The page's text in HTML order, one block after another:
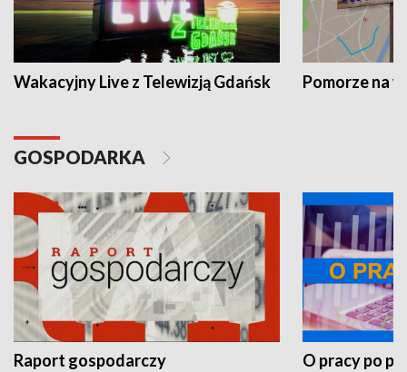
Wakacyjny Live z Telewizją Gdańsk Pomorze na
GOSPODARKA
Raport gospodarczy O pracy po